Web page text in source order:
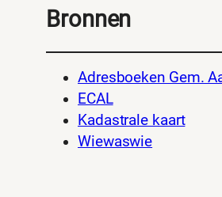
Bronnen
Adresboeken Gem.
ECAL
Kadastrale kaart
Wiewaswie